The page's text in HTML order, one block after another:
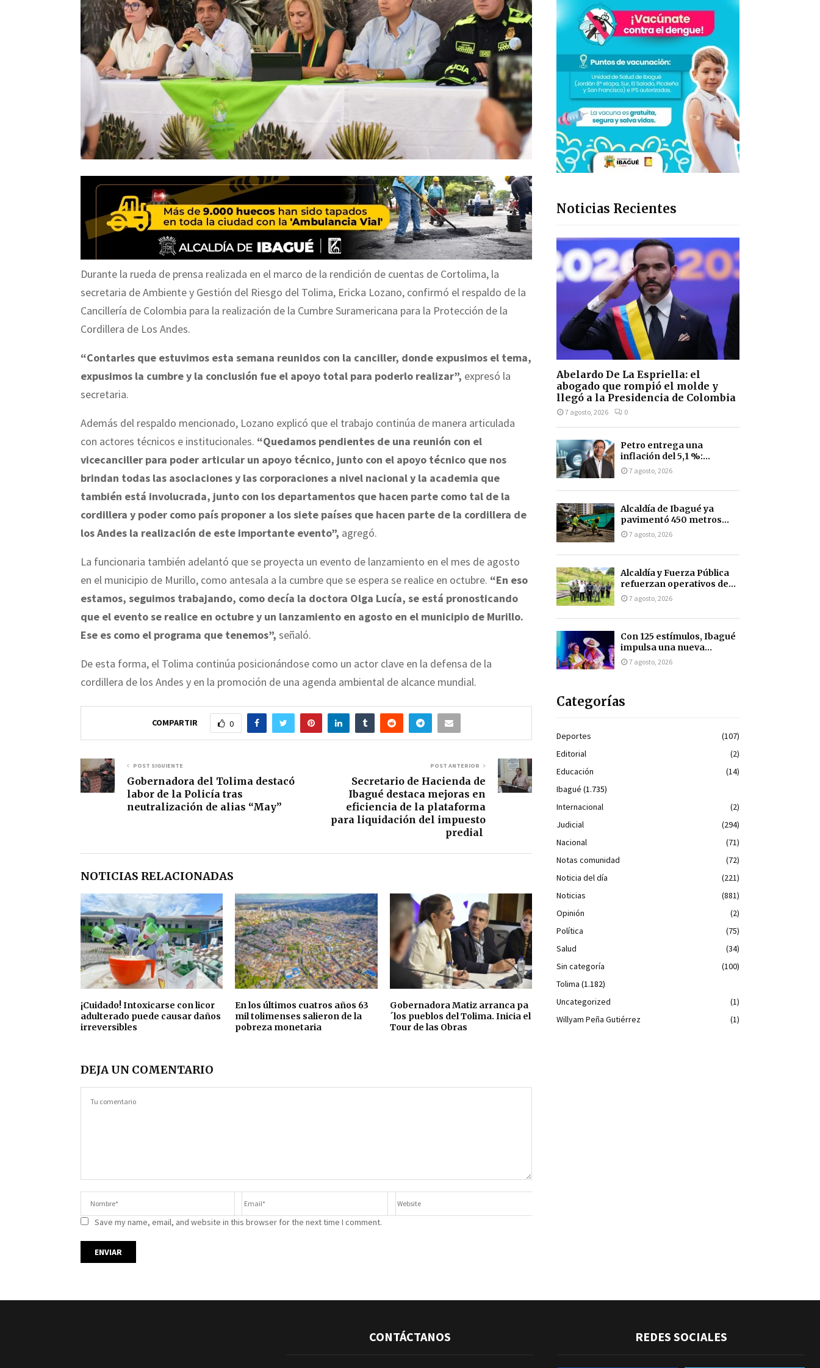
Durante la rueda de prensa realizada en el marco de la rendición de cuentas de Cortolima, la
secretaria de Ambiente y Gestión del Riesgo del Tolima, Ericka Lozano, confirmó el respaldo de la
Cancillería de Colombia para la realización de la Cumbre Suramericana para la Protección de la
Cordillera de Los Andes.
“Contarles que estuvimos esta semana reunidos con la canciller, donde expusimos el tema,
expusimos la cumbre y la conclusión fue el apoyo total para poderlo realizar”, expresó la
secretaria.
Además del respaldo mencionado, Lozano explicó que el trabajo continúa de manera articulada
con actores técnicos e institucionales. “Quedamos pendientes de una reunión con el
vicecanciller para poder articular un apoyo técnico, junto con el apoyo técnico que nos
brindan todas las asociaciones y las corporaciones a nivel nacional y la academia que
también está involucrada, junto con los departamentos que hacen parte como tal de la
cordillera y poder como país proponer a los siete países que hacen parte de la cordillera de
los Andes la realización de este importante evento”, agregó.
La funcionaria también adelantó que se proyecta un evento de lanzamiento en el mes de agosto
en el municipio de Murillo, como antesala a la cumbre que se espera se realice en octubre. “En eso
estamos, seguimos trabajando, como decía la doctora Olga Lucía, se está pronosticando
que el evento se realice en octubre y un lanzamiento en agosto en el municipio de Murillo.
Ese es como el programa que tenemos”, señaló.
De esta forma, el Tolima continúa posicionándose como un actor clave en la defensa de la
cordillera de los Andes y en la promoción de una agenda ambiental de alcance mundial.
COMPARTIR 0
POST SIGUIENTE
Gobernadora del Tolima destacó
labor de la Policía tras
neutralización de alias “May”
POST ANTERIOR
Secretario de Hacienda de
Ibagué destaca mejoras en
eficiencia de la plataforma
para liquidación del impuesto
predial
NOTICIAS RELACIONADAS
¡Cuidado! Intoxicarse con licor
adulterado puede causar daños
irreversibles
En los últimos cuatros años 63
mil tolimenses salieron de la
pobreza monetaria
Gobernadora Matiz arranca pa
´los pueblos del Tolima. Inicia el
Tour de las Obras
DEJA UN COMENTARIO
Save my name, email, and website in this browser for the next time I comment.
Noticias Recientes
Abelardo De La Espriella: el
abogado que rompió el molde y
llegó a la Presidencia de Colombia
7 agosto, 2026 0
Petro entrega una
inflación del 5,1 %:...
7 agosto, 2026
Alcaldía de Ibagué ya
pavimentó 450 metros...
7 agosto, 2026
Alcaldía y Fuerza Pública
refuerzan operativos de...
7 agosto, 2026
Con 125 estímulos, Ibagué
impulsa una nueva...
7 agosto, 2026
Categorías
Deportes
(107)
Editorial
(2)
Educación
(14)
Ibagué (1.735)
Internacional
(2)
Judicial
(294)
Nacional
(71)
Notas comunidad
(72)
Noticia del día
(221)
Noticias
(881)
Opinión
(2)
Política
(75)
Salud
(34)
Sin categoría
(100)
Tolima (1.182)
Uncategorized
(1)
Willyam Peña Gutiérrez
(1)
CONTÁCTANOS REDES SOCIALES